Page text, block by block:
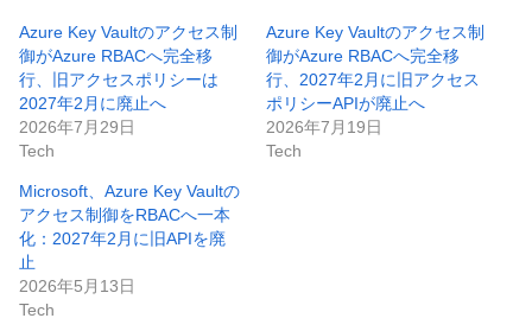
Azure Key Vaultのアクセス制
御がAzure RBACへ完全移
行、旧アクセスポリシーは
2027年2月に廃止へ
2026年7月29日
Tech
Azure Key Vaultのアクセス制
御がAzure RBACへ完全移
行、2027年2月に旧アクセス
ポリシーAPIが廃止へ
2026年7月19日
Tech
Microsoft、Azure Key Vaultの
アクセス制御をRBACへ一本
化：2027年2月に旧APIを廃
止
2026年5月13日
Tech